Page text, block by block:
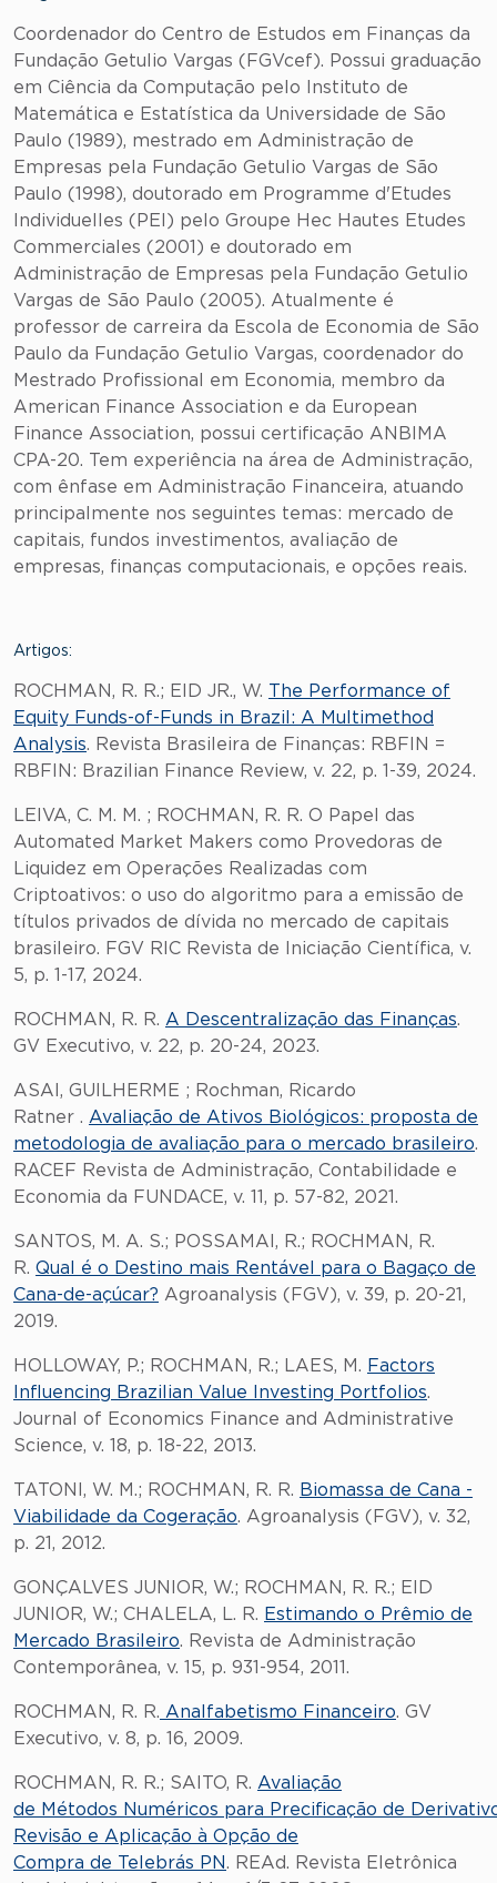
Coordenador do Centro de Estudos em Finanças da
Fundação Getulio Vargas (FGVcef). Possui graduação
em Ciência da Computação pelo Instituto de
Matemática e Estatística da Universidade de São
Paulo (1989), mestrado em Administração de
Empresas pela Fundação Getulio Vargas de São
Paulo (1998), doutorado em Programme d'Etudes
Individuelles (PEI) pelo Groupe Hec Hautes Etudes
Commerciales (2001) e doutorado em
Administração de Empresas pela Fundação Getulio
Vargas de São Paulo (2005). Atualmente é
professor de carreira da Escola de Economia de São
Paulo da Fundação Getulio Vargas, coordenador do
Mestrado Profissional em Economia, membro da
American Finance Association e da European
Finance Association, possui certificação ANBIMA
CPA-20. Tem experiência na área de Administração,
com ênfase em Administração Financeira, atuando
principalmente nos seguintes temas: mercado de
capitais, fundos investimentos, avaliação de
empresas, finanças computacionais, e opções reais.
Artigos:
ROCHMAN, R. R.; EID JR., W. The Performance of
Equity Funds-of-Funds in Brazil: A Multimethod
Analysis. Revista Brasileira de Finanças: RBFIN =
RBFIN: Brazilian Finance Review, v. 22, p. 1-39, 2024.
LEIVA, C. M. M. ; ROCHMAN, R. R. O Papel das
Automated Market Makers como Provedoras de
Liquidez em Operações Realizadas com
Criptoativos: o uso do algoritmo para a emissão de
títulos privados de dívida no mercado de capitais
brasileiro. FGV RIC Revista de Iniciação Científica, v.
5, p. 1-17, 2024.
ROCHMAN, R. R. A Descentralização das Finanças.
GV Executivo, v. 22, p. 20-24, 2023.
ASAI, GUILHERME ; Rochman, Ricardo
Ratner . Avaliação de Ativos Biológicos: proposta de
metodologia de avaliação para o mercado brasileiro.
RACEF Revista de Administração, Contabilidade e
Economia da FUNDACE, v. 11, p. 57-82, 2021.
SANTOS, M. A. S.; POSSAMAI, R.; ROCHMAN, R.
R. Qual é o Destino mais Rentável para o Bagaço de
Cana-de-açúcar? Agroanalysis (FGV), v. 39, p. 20-21,
2019.
HOLLOWAY, P.; ROCHMAN, R.; LAES, M. Factors
Influencing Brazilian Value Investing Portfolios.
Journal of Economics Finance and Administrative
Science, v. 18, p. 18-22, 2013.
TATONI, W. M.; ROCHMAN, R. R. Biomassa de Cana -
Viabilidade da Cogeração. Agroanalysis (FGV), v. 32,
p. 21, 2012.
GONÇALVES JUNIOR, W.; ROCHMAN, R. R.; EID
JUNIOR, W.; CHALELA, L. R. Estimando o Prêmio de
Mercado Brasileiro. Revista de Administração
Contemporânea, v. 15, p. 931-954, 2011.
ROCHMAN, R. R. Analfabetismo Financeiro. GV
Executivo, v. 8, p. 16, 2009.
ROCHMAN, R. R.; SAITO, R. Avaliação
de Métodos Numéricos para Precificação de
Revisão e Aplicação à Opção de
Compra de Telebrás PN. REAd. Revista Eletrônica